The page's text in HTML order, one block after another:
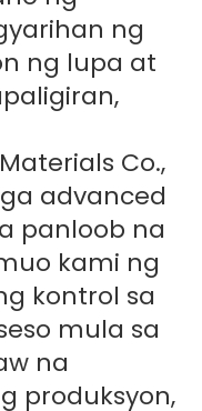
ng
ng lupa at
Co.,
advanced
panloob na
kami ng
kontrol sa
mula sa
na
produksyon,